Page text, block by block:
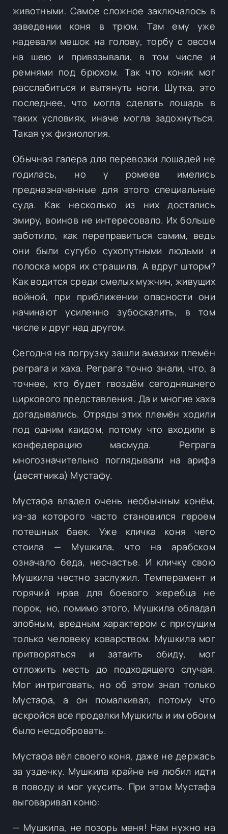
животными. Самое сложное заключалось в
заведении коня в трюм. Там ему уже
надевали мешок на голову, торбу с овсом
на шею и привязывали, в том числе и
ремнями под брюхом. Так что коник мог
расслабиться и вытянуть ноги. Шутка, это
последнее, что могла сделать лошадь в
таких условиях, иначе могла задохнуться.
Такая уж физиология.
Обычная галера для перевозки лошадей не
годилась, но у ромеев имелись
предназначенные для этого специальные
суда. Как несколько из них достались
эмиру, воинов не интересовало. Их больше
заботило, как переправиться самим, ведь
они были сугубо сухопутными людьми и
полоска моря их страшила. А вдруг шторм?
Как водится среди смелых мужчин, живущих
войной, при приближении опасности они
начинают усиленно зубоскалить, в том
числе и друг над другом.
Сегодня на погрузку зашли амазихи племён
реграга и хаха. Реграга точно знали, что, а
точнее, кто будет гвоздём сегодняшнего
циркового представления. Да и многие хаха
догадывались. Отряды этих племён ходили
под одним каидом, потому что входили в
конфедерацию масмуда. Реграга
многозначительно поглядывали на арифа
(десятника) Мустафу.
Мустафа владел очень необычным конём,
из-за которого часто становился героем
потешных баек. Уже кличка коня чего
стоила — Мушкила, что на арабском
означало беда, несчастье. И кличку свою
Мушкила честно заслужил. Темперамент и
горячий нрав для боевого жеребца не
порок, но, помимо этого, Мушкила обладал
злобным, вредным характером с присущим
только человеку коварством. Мушкила мог
притворяться и затаить обиду, мог
отложить месть до подходящего случая.
Мог интриговать, но об этом знал только
Мустафа, а он помалкивал, потому что
вскройся все проделки Мушкилы и им обоим
было несдобровать.
Мустафа вёл своего коня, даже не держась
за уздечку. Мушкила крайне не любил идти
в поводу и мог укусить. При этом Мустафа
выговаривал коню:
— Мушкила, не позорь меня! Нам нужно на